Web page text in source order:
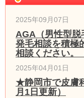
2025年09月07日
AGA（男性型脱
発毛相談を積極
相談ください。
2025年04月01日
★静岡市で皮膚
月1日更新）